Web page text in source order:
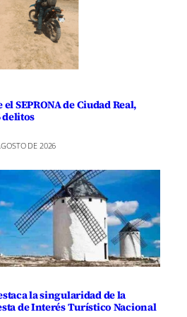
anunció que el
publicará una nueva
para otra convocatoria
dotada con
tanto privados,
Summit, así como
como la nueva
de Castilla-La
a consolidar un
de la región en la
SEPRONA de Ciudad Real,
delitos
DE 2026
la singularidad de la
de Interés Turístico Nacional